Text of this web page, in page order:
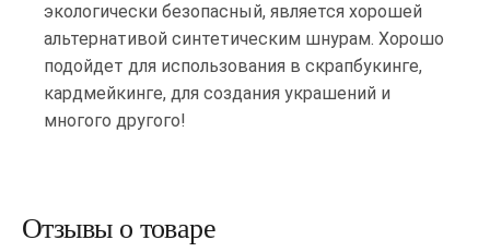
экологически безопасный, является хорошей
альтернативой синтетическим шнурам. Хорошо
подойдет для использования в скрапбукинге,
кардмейкинге, для создания украшений и
многого другого!
Отзывы о товаре